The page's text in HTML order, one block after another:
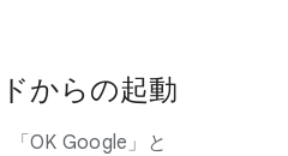
からの​起動
「OK Google」と​